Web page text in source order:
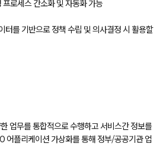
로세스 간소화 및 자동화 가능
터를 기반으로 정책 수립 및 의사결정 시 활용할
업무를 통합적으로 수행하고 서비스간 정보를
어플리케이션 가상화를 통해 정부/공공기관 업